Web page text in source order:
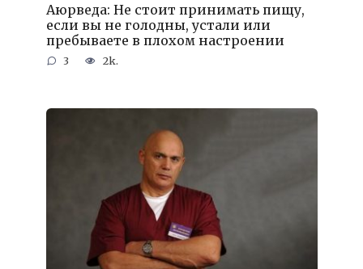
Аюрведа: Не стоит принимать пищу,
если вы не голодны, устали или
пребываете в плохом настроении
3 2k.